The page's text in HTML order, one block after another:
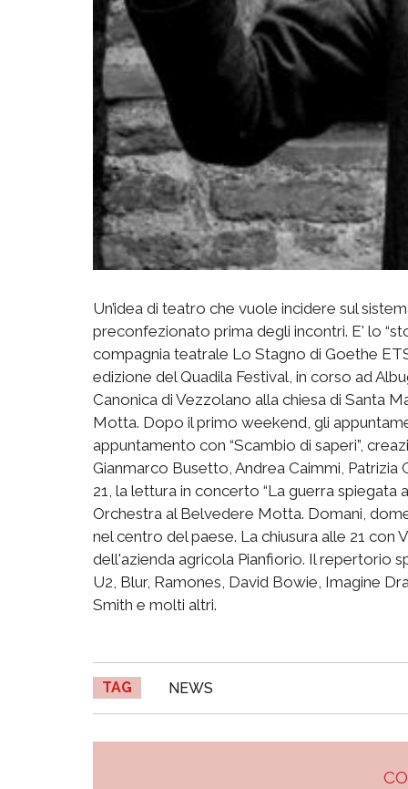
Un’idea di teatro che vuole incidere sul
preconfezionato prima degli incontri. E' lo
compagnia teatrale Lo Stagno di Goethe
edizione del Quadila Festival, in corso ad
Canonica di Vezzolano alla chiesa di Santa
Motta. Dopo il primo weekend, gli
appuntamento con “Scambio di saperi”,
Gianmarco Busetto, Andrea Caimmi, Patrizia
21, la lettura in concerto “La guerra spiegata
Orchestra al Belvedere Motta. Domani,
nel centro del paese. La chiusura alle 21
dell'azienda agricola Pianfiorio. Il repertorio
U2, Blur, Ramones, David Bowie, Imagine
Smith e molti altri.
TAG NEWS